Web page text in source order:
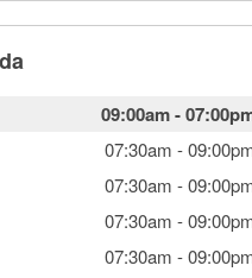
09:00am-
07:30am -
07:30am -
07:30am -
07:30am -